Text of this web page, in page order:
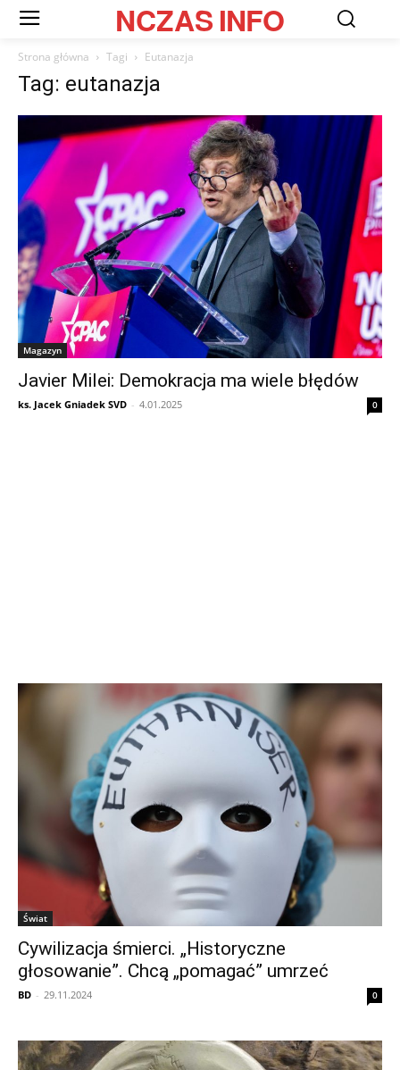
NCZASINFO
Strona główna Tagi Eutanazja
Tag: eutanazja
Magazyn
Javier Milei: Demokracja ma wiele błędów
ks. Jacek Gniadek SVD - 4.01.2025 0
Świat
Cywilizacja śmierci. „Historyczne
głosowanie”. Chcą „pomagać” umrzeć
BD - 29.11.2024 0